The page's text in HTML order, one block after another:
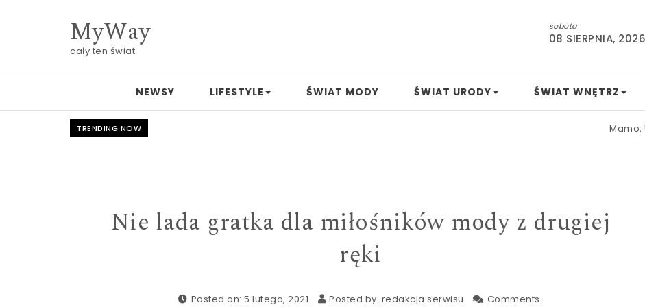
MyWay
cały ten świat
sobota
08 SIERPNIA, 2026
NEWSY LIFESTYLE ŚWIAT MODY ŚWIAT URODY ŚWIAT WNĘTRZ
TRENDING NOW Mamo,
Nie lada gratka dla miłośników mody z drugiej
ręki
Posted on: 5 lutego, 2021 Posted by: redakcja serwisu Comments: